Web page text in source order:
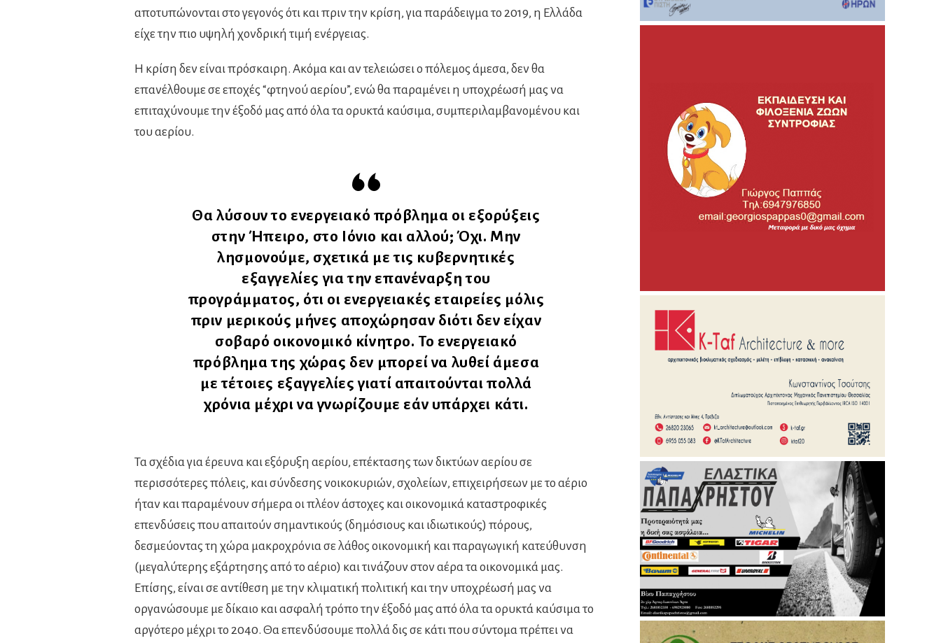
αποτυπώνονται στο γεγονός ότι και πριν την κρίση, για παράδειγμα το 2019, η Ελλάδα
είχε την πιο υψηλή χονδρική τιμή ενέργειας.
Η κρίση δεν είναι πρόσκαιρη. Ακόμα και αν τελειώσει ο πόλεμος άμεσα, δεν θα
επανέλθουμε σε εποχές “φτηνού αερίου”, ενώ θα παραμένει η υποχρέωσή μας να
επιταχύνουμε την έξοδό μας από όλα τα ορυκτά καύσιμα, συμπεριλαμβανομένου και
του αερίου.
Θα λύσουν το ενεργειακό πρόβλημα οι εξορύξεις
στην Ήπειρο, στο Ιόνιο και αλλού; Όχι. Μην
λησμονούμε, σχετικά με τις κυβερνητικές
εξαγγελίες για την επανέναρξη του
προγράμματος, ότι οι ενεργειακές εταιρείες μόλις
πριν μερικούς μήνες αποχώρησαν διότι δεν είχαν
σοβαρό οικονομικό κίνητρο. Το ενεργειακό
πρόβλημα της χώρας δεν μπορεί να λυθεί άμεσα
με τέτοιες εξαγγελίες γιατί απαιτούνται πολλά
χρόνια μέχρι να γνωρίζουμε εάν υπάρχει κάτι.
Τα σχέδια για έρευνα και εξόρυξη αερίου, επέκτασης των δικτύων αερίου σε
περισσότερες πόλεις, και σύνδεσης νοικοκυριών, σχολείων, επιχειρήσεων με το αέριο
ήταν και παραμένουν σήμερα οι πλέον άστοχες και οικονομικά καταστροφικές
επενδύσεις που απαιτούν σημαντικούς (δημόσιους και ιδιωτικούς) πόρους,
δεσμεύοντας τη χώρα μακροχρόνια σε λάθος οικονομική και παραγωγική κατεύθυνση
(μεγαλύτερης εξάρτησης από το αέριο) και τινάζουν στον αέρα τα οικονομικά μας.
Επίσης, είναι σε αντίθεση με την κλιματική πολιτική και την υποχρέωσή μας να
οργανώσουμε με δίκαιο και ασφαλή τρόπο την έξοδό μας από όλα τα ορυκτά καύσιμα το
αργότερο μέχρι το 2040. Θα επενδύσουμε πολλά δις σε κάτι που σύντομα πρέπει να